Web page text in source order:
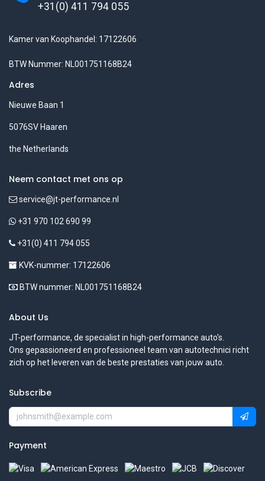
+31(0) 411 794 055
Kamer van Koophandel: 17122606
BTW Nummer: NL001751168B24
Adres
Nieuwe Baan 1
5076SV Haaren
the Netherlands
Neem contact met ons op
service@jt-performance.nl
+31 970 102 690 99
+31(0) 411 794 055
KVK-nummer: 17122606
BTW nummer: NL001751168B24
About Us
JT-performance, de specialist in high-performance auto's.
Ons gepassioneerd en professioneel team van autotechnici richt
zich op het leveren van de beste prestaties van jouw auto.
Subscribe
Payment